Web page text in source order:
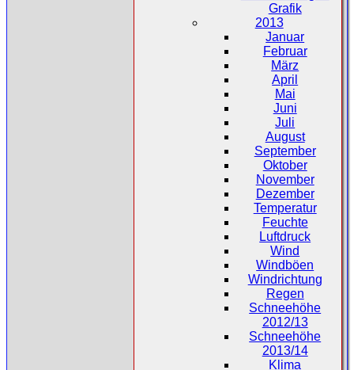
Grafik
2013
Januar
Februar
März
April
Mai
Juni
Juli
August
September
Oktober
November
Dezember
Temperatur
Feuchte
Luftdruck
Wind
Windböen
Windrichtung
Regen
Schneehöhe
2012/13
Schneehöhe
2013/14
Klima